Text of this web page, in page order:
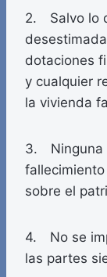
2. Salvo lo
dotaciones
y cualquier
la vivienda
3. Ninguna
sobre el
4. No se
las partes